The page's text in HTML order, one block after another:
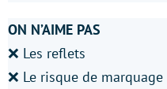
ON N’AIME PAS
❌ Les reflets
❌ Le risque de marquage